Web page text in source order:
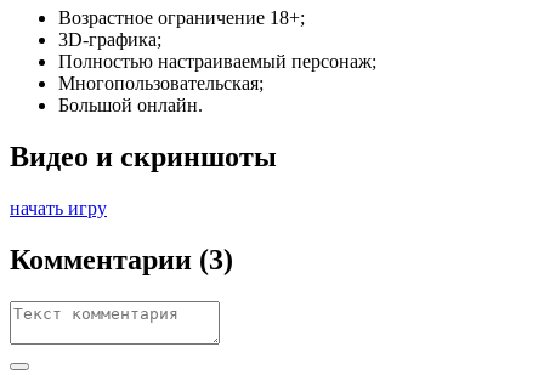
Возрастное ограничение 18+;
3D-графика;
Полностью настраиваемый персонаж;
Многопользовательская;
Большой онлайн.
Видео и скриншоты
начать игру
Комментарии (3)